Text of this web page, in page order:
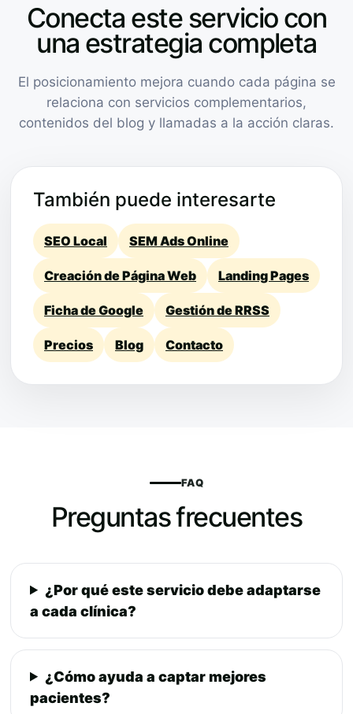
Conecta este servicio con
una estrategia completa
El posicionamiento mejora cuando cada página se
relaciona con servicios complementarios,
contenidos del blog y llamadas a la acción claras.
También puede interesarte
SEO Local SEM Ads Online
Creación de Página Web Landing Pages
Ficha de Google Gestión de RRSS
Precios Blog Contacto
FAQ
Preguntas frecuentes
¿Por qué este servicio debe adaptarse
a cada clínica?
¿Cómo ayuda a captar mejores
pacientes?